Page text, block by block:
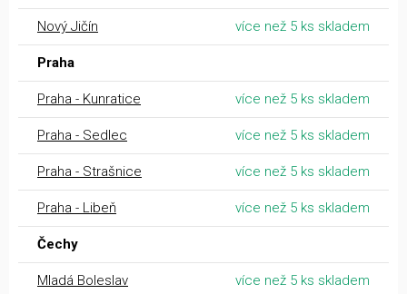
Nový Jičín více než 5 ks skladem
Praha
Praha - Kunratice více než 5 ks skladem
Praha - Sedlec více než 5 ks skladem
Praha - Strašnice více než 5 ks skladem
Praha - Libeň více než 5 ks skladem
Čechy
Mladá Boleslav více než 5 ks skladem